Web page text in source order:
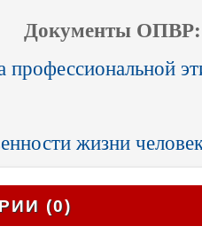
Документы ОПВР:
профессиональной
жизни
(0)